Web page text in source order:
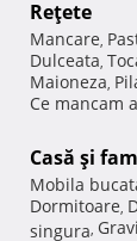
Reţete
Mancare,
Dulceata,
Maioneza,
Ce mancam
Casă şi
Mobila
Dormitoare,
singura,